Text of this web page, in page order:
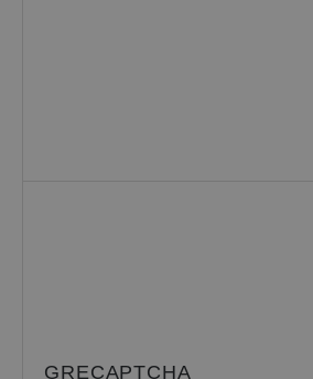
_GRECAPTCHA